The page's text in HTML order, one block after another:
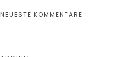
NEUESTE KOMMENTARE